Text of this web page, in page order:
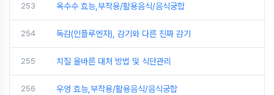
253 옥수수 효능,부작용/활용음식/음식궁합
254 독감(인플루엔자), 감기와 다른 진짜 감기
255 치질 올바른 대처 방법 및 식단관리
256 우엉 효능,부작용/활용음식/음식궁합